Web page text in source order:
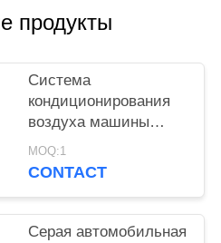
продукты
Система
кондиционирования
воздуха машины
спасения хладоагента
AC автомобиля топя
MOQ:1
CONTACT
Серая автомобильная